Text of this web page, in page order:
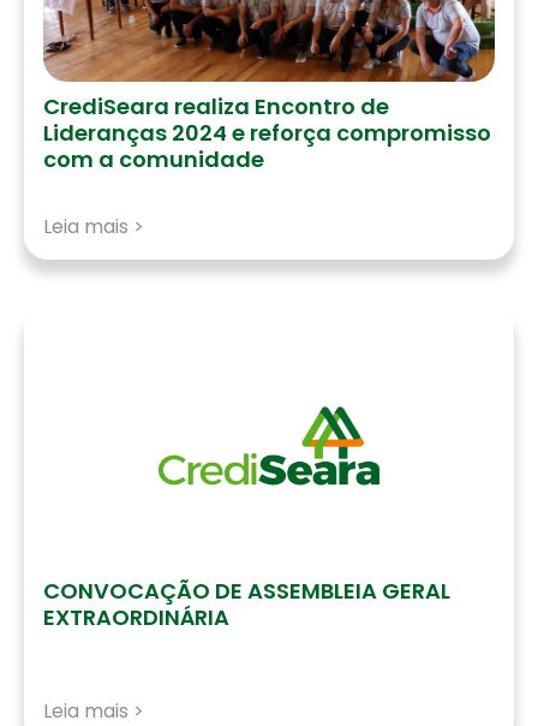
CrediSeara realiza Encontro de
Lideranças 2024 e reforça compromisso
com a comunidade
Leia mais >
CONVOCAÇÃO DE ASSEMBLEIA GERAL
EXTRAORDINÁRIA
Leia mais >